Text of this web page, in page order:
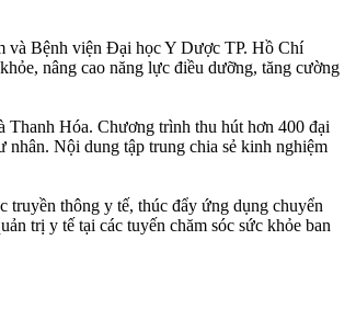
và Bệnh viện Đại học Y Dược TP. Hồ Chí
nâng cao năng lực điều dưỡng, tăng cường
Hóa. Chương trình thu hút hơn 400 đại
nhân. Nội dung tập trung chia sẻ kinh nghiệm
thông y tế, thúc đẩy ứng dụng chuyển
trị y tế tại các tuyến chăm sóc sức khỏe ban